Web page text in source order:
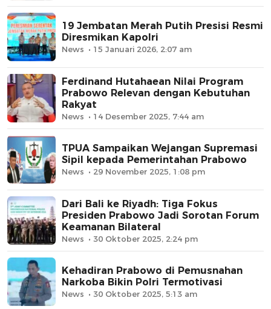
19 Jembatan Merah Putih Presisi Resmi
Diresmikan Kapolri
News 15 Januari 2026, 2:07 am
Ferdinand Hutahaean Nilai Program
Prabowo Relevan dengan Kebutuhan
Rakyat
News 14 Desember 2025, 7:44 am
TPUA Sampaikan Wejangan Supremasi
Sipil kepada Pemerintahan Prabowo
News 29 November 2025, 1:08 pm
Dari Bali ke Riyadh: Tiga Fokus
Presiden Prabowo Jadi Sorotan Forum
Keamanan Bilateral
News 30 Oktober 2025, 2:24 pm
Kehadiran Prabowo di Pemusnahan
Narkoba Bikin Polri Termotivasi
News 30 Oktober 2025, 5:13 am